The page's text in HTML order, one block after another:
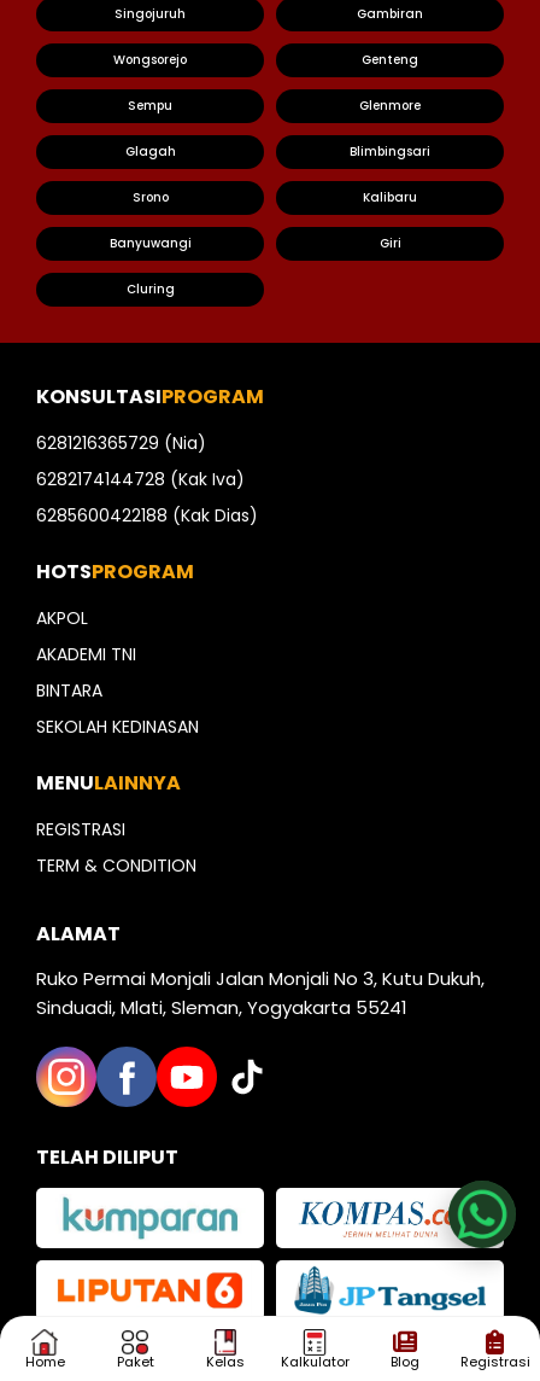
Home Paket Kelas Kalkulator Blog Registrasi
Singojuruh Gambiran
Wongsorejo Genteng
Sempu Glenmore
Glagah Blimbingsari
Srono Kalibaru
Banyuwangi Giri
Cluring
Kak Iva
Kak Dias
KONSULTASIPROGRAM
6281216365729 (Nia)
6282174144728 (Kak Iva)
6285600422188 (Kak Dias)
HOTSPROGRAM
AKPOL
AKADEMI TNI
BINTARA
SEKOLAH KEDINASAN
MENULAINNYA
REGISTRASI
TERM & CONDITION
ALAMAT
Ruko Permai Monjali Jalan Monjali No 3, Kutu Dukuh,
Sinduadi, Mlati, Sleman, Yogyakarta 55241
TELAH DILIPUT